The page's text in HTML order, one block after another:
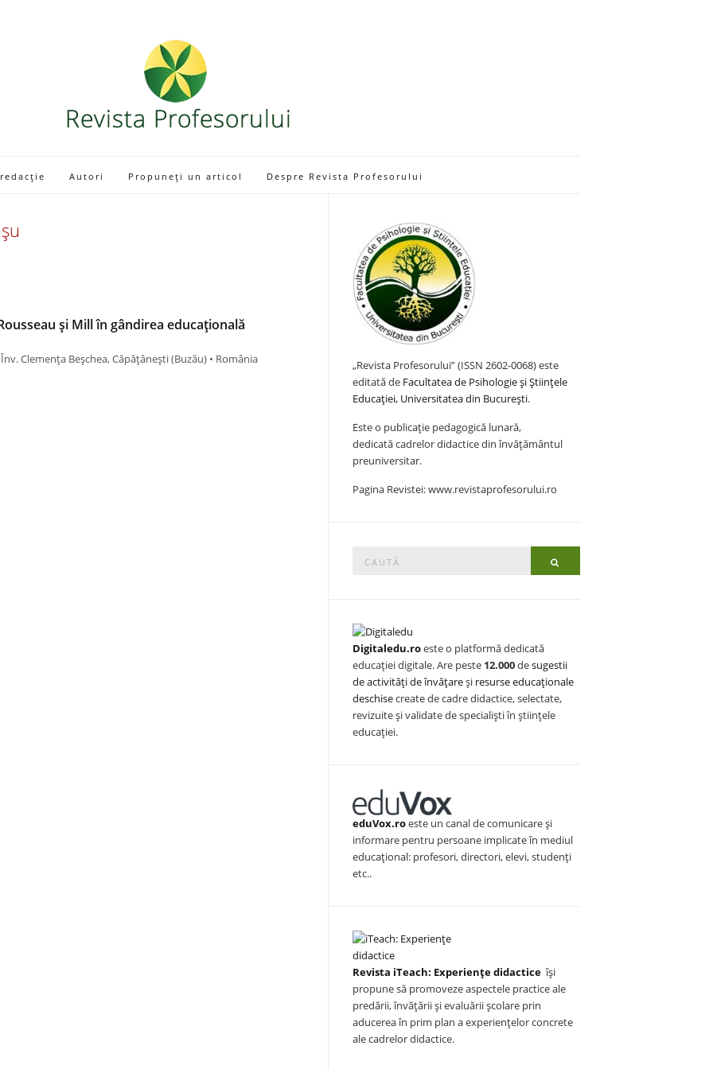
Autori Propuneți un articol Despre Revista Profesorului
și Mill în gândirea educațională
Clemența Beșchea, Căpățânești (Buzău) • România
„Revista Profesorului” (ISSN 2602-0068) este
editată de Facultatea de Psihologie și Științele
Educației, Universitatea din București.
Este o publicație pedagogică lunară,
dedicată cadrelor didactice din învățământul
preuniversitar.
Pagina Revistei: www.revistaprofesorului.ro
for:
Digitaledu.roeste o platformă dedicată
educației digitale. Are peste 12.000desugestii
de activități de învățareși resurse educaționale
deschisecreate de cadre didactice, selectate,
revizuite și validate de specialiști în științele
educației.
eduVox.roeste un canal de comunicare și
informare pentru persoane implicate în mediul
educațional: profesori, directori, elevi, studenți
etc..
Revista iTeach: Experienţe didactice îşi
propune să promoveze aspectele practice ale
predării, învăţării şi evaluării şcolare prin
aducerea în prim plan a experienţelor concrete
ale cadrelor didactice.